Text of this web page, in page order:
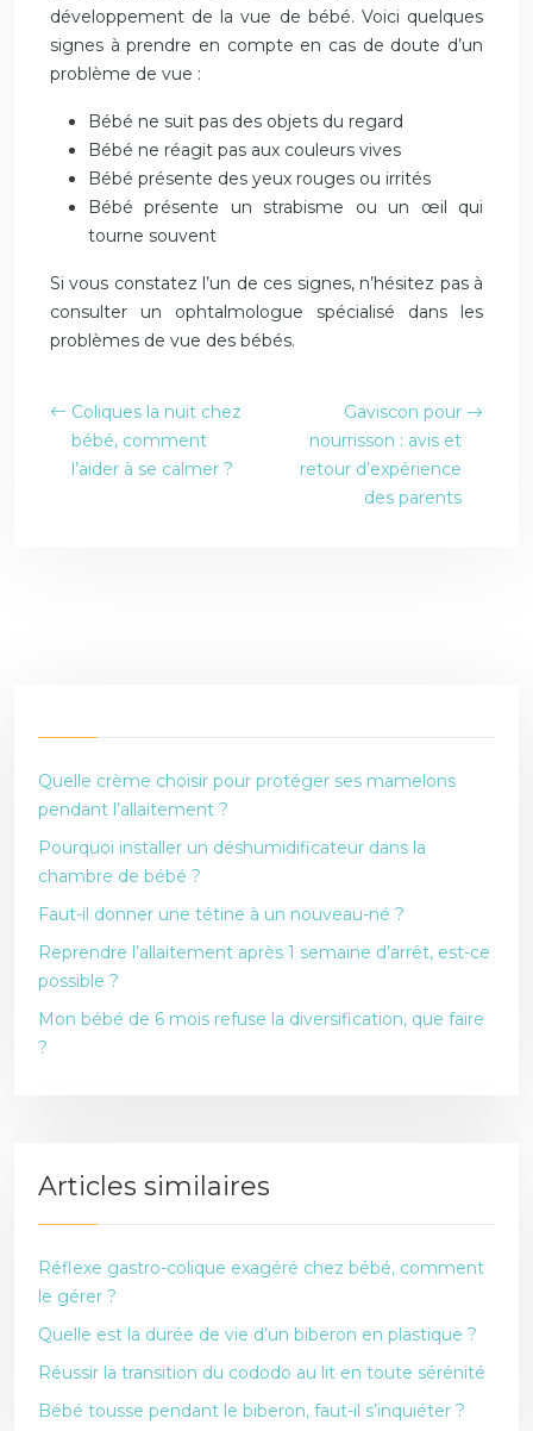
développement de la vue de bébé. Voici quelques
signes à prendre en compte en cas de doute d’un
problème de vue :
Bébé ne suit pas des objets du regard
Bébé ne réagit pas aux couleurs vives
Bébé présente des yeux rouges ou irrités
Bébé présente un strabisme ou un œil qui
tourne souvent
Si vous constatez l’un de ces signes, n’hésitez pas à
consulter un ophtalmologue spécialisé dans les
problèmes de vue des bébés.
Coliques la nuit chez
bébé, comment
l’aider à se calmer ?
Gaviscon pour
nourrisson : avis et
retour d’expérience
des parents
Quelle crème choisir pour protéger ses mamelons
pendant l’allaitement ?
Pourquoi installer un déshumidificateur dans la
chambre de bébé ?
Faut-il donner une tétine à un nouveau-né ?
Reprendre l’allaitement après 1 semaine d’arrêt, est-ce
possible ?
Mon bébé de 6 mois refuse la diversification, que faire
?
Articles similaires
Réflexe gastro-colique exagéré chez bébé, comment
le gérer ?
Quelle est la durée de vie d’un biberon en plastique ?
Réussir la transition du cododo au lit en toute sérénité
Bébé tousse pendant le biberon, faut-il s’inquiéter ?